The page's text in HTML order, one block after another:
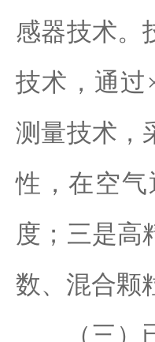
感器技术。
技术，通过
测量技术，
性，在空
度；三是高
数、混合颗
（三）已